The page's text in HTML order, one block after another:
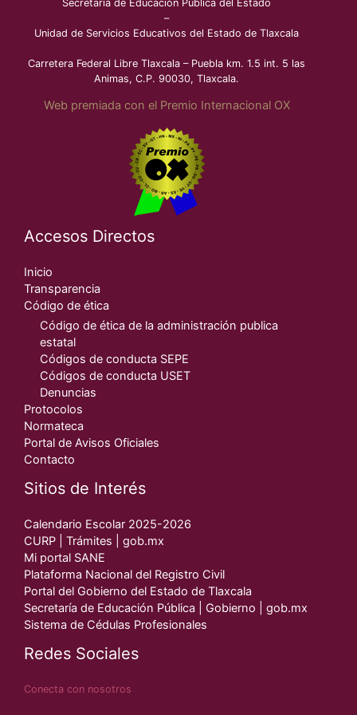
Secretaría de Educación Pública del Estado
–
Unidad de Servicios Educativos del Estado de Tlaxcala
Carretera Federal Libre Tlaxcala – Puebla km. 1.5 int. 5 las
Animas, C.P. 90030, Tlaxcala.
Web premiada con el Premio Internacional OX
Accesos Directos
Inicio
Transparencia
Código de ética
Código de ética de la administración publica
estatal
Códigos de conducta SEPE
Códigos de conducta USET
Denuncias
Protocolos
Normateca
Portal de Avisos Oficiales
Contacto
Sitios de Interés
Calendario Escolar 2025-2026
CURP | Trámites | gob.mx
Mi portal SANE
Plataforma Nacional del Registro Civil
Portal del Gobierno del Estado de Tlaxcala
Secretaría de Educación Pública | Gobierno | gob.mx
Sistema de Cédulas Profesionales
Redes Sociales
Conecta con nosotros